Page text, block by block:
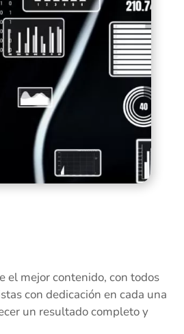
el mejor contenido, con todos
con dedicación en cada una
un resultado completo y